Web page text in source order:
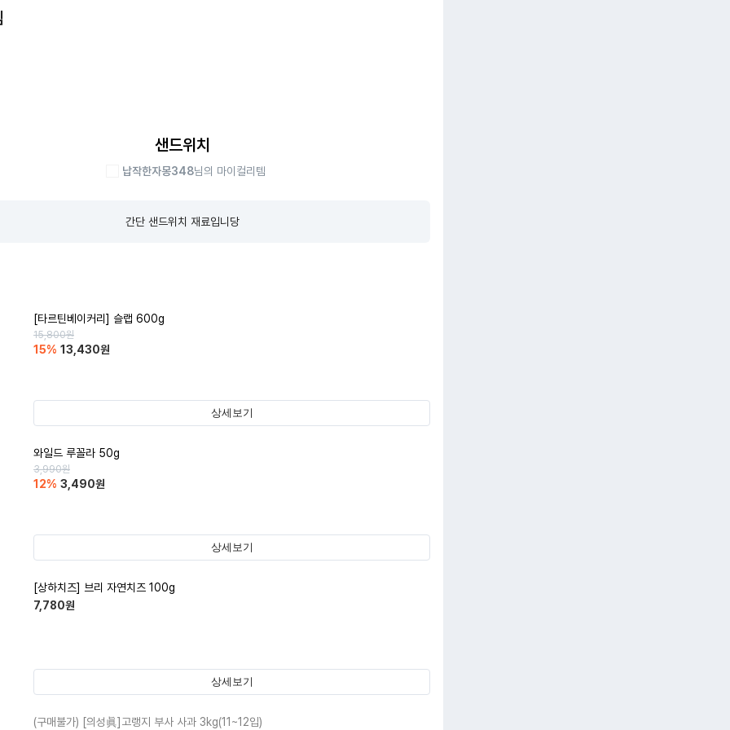
샌드위치
납작한자몽348님의 마이컬리템
간단 샌드위치 재료입니당
[타르틴베이커리] 슬랩 600g
15,800원
15% 13,430원
상세보기
와일드 루꼴라 50g
3,990원
12% 3,490원
상세보기
[상하치즈] 브리 자연치즈 100g
7,780원
상세보기
(구매불가) [의성眞]고랭지 부사 사과 3kg(11~12입)